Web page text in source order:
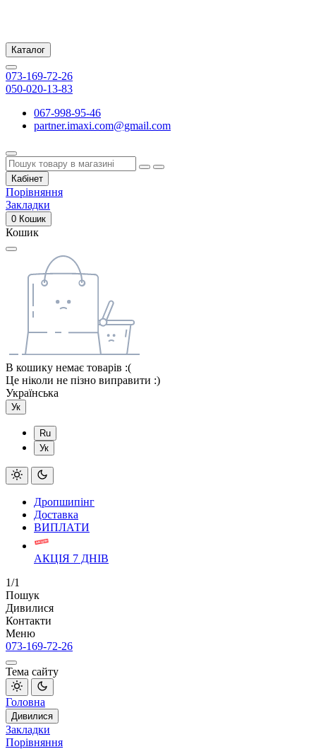
Каталог
073-169-72-26
050-020-13-83
067-998-95-46
partner.imaxi.com@gmail.com
Кабінет
Порівняння
Закладки
0 Кошик
Кошик
В кошику немає товарів :(
Це ніколи не пізно виправити :)
Українська
Ук
Ru
Ук
Дропшипінг
Доставка
ВИПЛАТИ
АКЦІЯ 7 ДНІВ
1/1
Пошук
Дивилися
Контакти
Меню
073-169-72-26
Тема сайту
Головна
Дивилися
Закладки
Порівняння